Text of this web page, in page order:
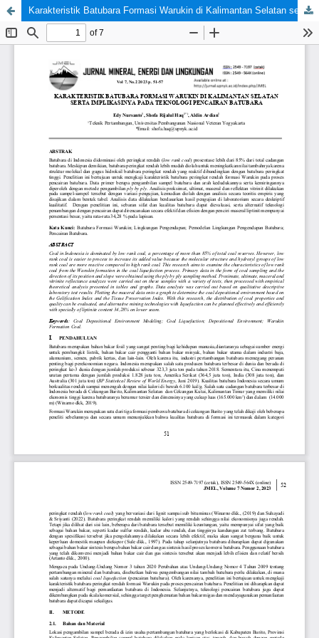
Karakteristik Batubara Formasi Warukin di Kalimantan Selatan serta Implikasinya pada Teknologi Pencairan Batubara